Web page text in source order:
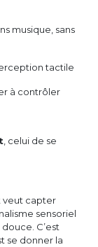
musique, sans
tactile
à contrôler
, celui de se
veut capter
sensoriel
C’est
se donner la